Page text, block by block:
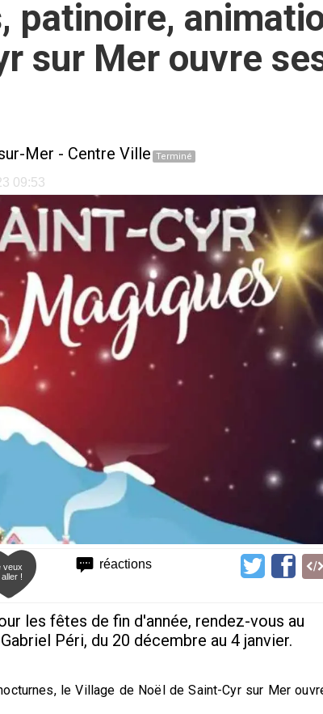
patinoire,
sur Mer ouvre
Mer - Centre Ville Terminé
09:53
réactions
veux
!
les fêtes de fin d'année, rendez-vous au
Péri, du 20 décembre au 4 janvier.
le Village de Noël de Saint-Cyr sur Mer